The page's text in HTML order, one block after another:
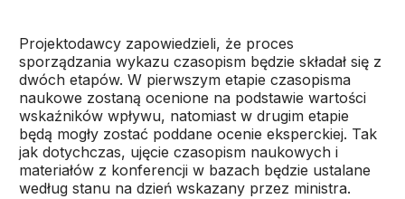
Projektodawcy zapowiedzieli, że proces
sporządzania wykazu czasopism będzie składał się z
dwóch etapów. W pierwszym etapie czasopisma
naukowe zostaną ocenione na podstawie wartości
wskaźników wpływu, natomiast w drugim etapie
będą mogły zostać poddane ocenie eksperckiej. Tak
jak dotychczas, ujęcie czasopism naukowych i
materiałów z konferencji w bazach będzie ustalane
według stanu na dzień wskazany przez ministra.